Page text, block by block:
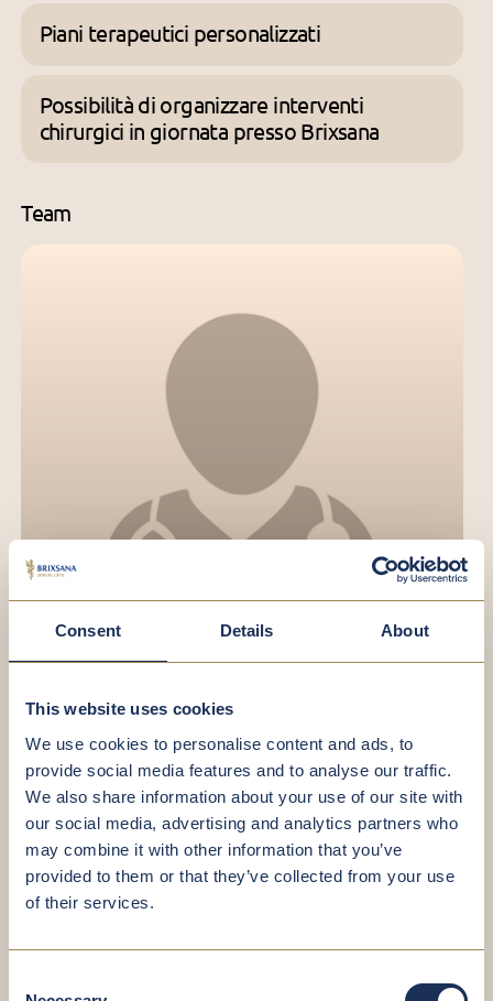
Consent Details About
This website uses cookies
We use cookies to personalise content and ads, to
provide social media features and to analyse our traffic.
We also share information about your use of our site with
our social media, advertising and analytics partners who
may combine it with other information that you’ve
provided to them or that they’ve collected from your use
of their services.
Piani terapeutici personalizzati
Possibilità di organizzare interventi
chirurgici in giornata presso Brixsana
Team
Ferdigg, Dr. med. univ. Herbert
Specialista in Ortopedia e Traumatologia